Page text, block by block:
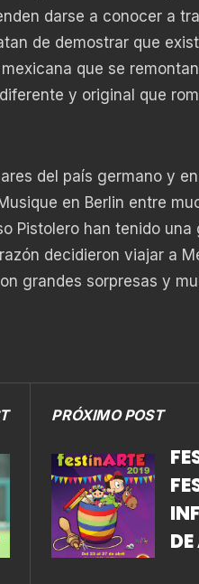
darse a conocer a
de demostrar que
que se
y original que
del país germano y
en Berlin entre
Pistolero han tenido
decidieron viajar a
grandes sorpresas y
PRÓXIMO POST